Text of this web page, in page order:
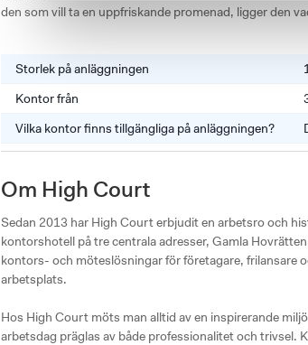
den som vill ta en uppfriskande promenad, ligger den
Storlek på anläggningen
Kontor från
Vilka kontor finns tillgängliga på anläggningen?
Om High Court
Sedan 2013 har High Court erbjudit en arbetsro och
kontorshotell på tre centrala adresser, Gamla
kontors- och möteslösningar för företagare, frilansare
arbetsplats.
Hos High Court möts man alltid av en inspirerande
arbetsdag präglas av både professionalitet och trivsel.